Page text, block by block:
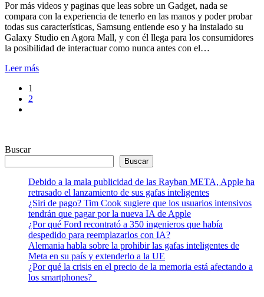
Por más videos y paginas que leas sobre un Gadget, nada se
compara con la experiencia de tenerlo en las manos y poder probar
todas sus características, Samsung entiende eso y ha instalado su
Galaxy Studio en Agora Mall, y con él llega para los consumidores
la posibilidad de interactuar como nunca antes con el…
Leer más
1
2
Buscar
Buscar
Debido a la mala publicidad de las Rayban META, Apple ha
retrasado el lanzamiento de sus gafas inteligentes
¿Siri de pago? Tim Cook sugiere que los usuarios intensivos
tendrán que pagar por la nueva IA de Apple
¿Por qué Ford recontrató a 350 ingenieros que había
despedido para reemplazarlos con IA?
Alemania habla sobre la prohibir las gafas inteligentes de
Meta en su país y extenderlo a la UE
¿Por qué la crisis en el precio de la memoria está afectando a
los smartphones?